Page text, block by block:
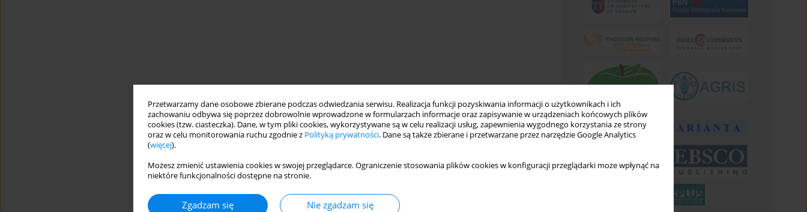
Przetwarzamy dane osobowe zbierane podczas odwiedzania serwisu. Realizacja funkcji pozyskiwania informacji o użytkownikach i ich
zachowaniu odbywa się poprzez dobrowolnie wprowadzone w formularzach informacje oraz zapisywanie w urządzeniach końcowych plików
cookies (tzw. ciasteczka). Dane, w tym pliki cookies, wykorzystywane są w celu realizacji usług, zapewnienia wygodnego korzystania ze strony
oraz w celu monitorowania ruchu zgodnie z Polityką prywatności. Dane są także zbierane i przetwarzane przez narzędzie Google Analytics
(więcej).
Możesz zmienić ustawienia cookies w swojej przeglądarce. Ograniczenie stosowania plików cookies w konfiguracji przeglądarki może wpłynąć na
niektóre funkcjonalności dostępne na stronie.
Zgadzam się Nie zgadzam się